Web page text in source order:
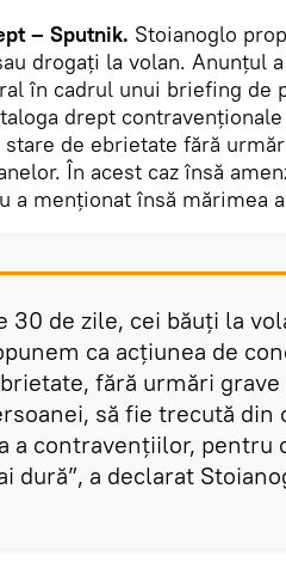
– Sputnik. Stoianoglo
drogați la volan. Anunțul
în cadrul unui briefing de
drept
de ebrietate fără
În acest caz însă
a menționat însă mărimea
30 de zile, cei băuți la
ca acțiunea de
fără urmări
să fie trecută
a contravențiilor, pentru
dură”, a declarat